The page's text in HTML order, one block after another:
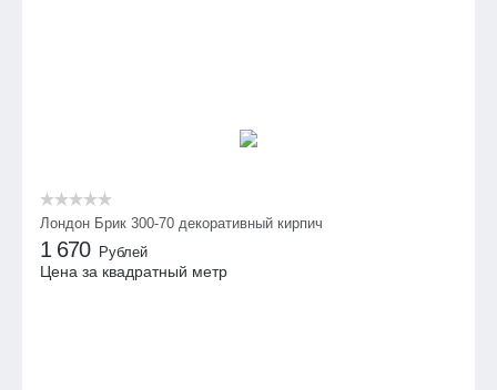
Лондон Брик 300-70 декоративный кирпич
1 670 Рублей
Цена за квадратный метр